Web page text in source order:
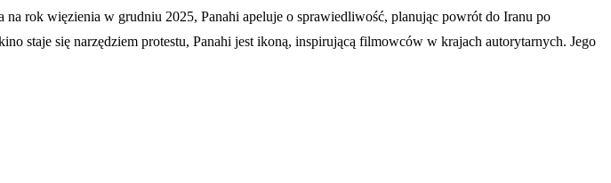
rok więzienia w grudniu 2025, Panahi apeluje o sprawiedliwość, planując powrót do Iranu po
staje się narzędziem protestu, Panahi jest ikoną, inspirującą filmowców w krajach autorytarnych. Jego